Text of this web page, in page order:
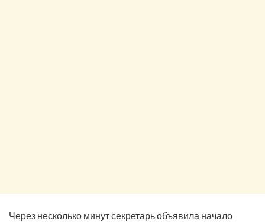
Через несколько минут секретарь объявила начало